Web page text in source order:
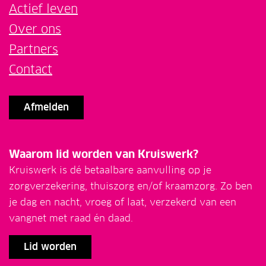
Actief leven
Over ons
Partners
Contact
Afmelden
Waarom lid worden van Kruiswerk?
Kruiswerk is dé betaalbare aanvulling op je
zorgverzekering, thuiszorg en/of kraamzorg. Zo ben
je dag en nacht, vroeg of laat, verzekerd van een
vangnet met raad én daad.
Lid worden